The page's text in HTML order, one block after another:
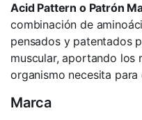
Acid Pattern o Patrón
combinación de
pensados y patentados
muscular, aportando los
organismo necesita para
Marca